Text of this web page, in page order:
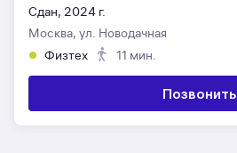
Сдан, 2024 г.
Москва, ул. Новодачная
Физтех
11 мин.
Позвонить